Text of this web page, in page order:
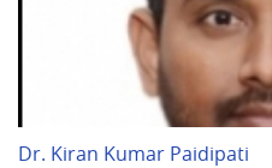
Dr. Kiran Kumar Paidipati